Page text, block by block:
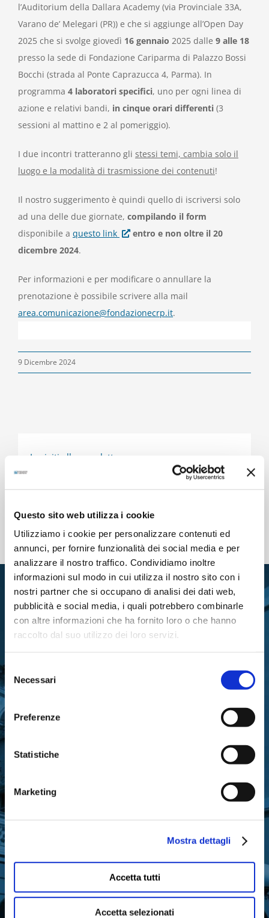
Questo sito web utilizza i cookie
Utilizziamo i cookie per personalizzare contenuti ed
annunci, per fornire funzionalità dei social media e per
analizzare il nostro traffico. Condividiamo inoltre
informazioni sul modo in cui utilizza il nostro sito con i
nostri partner che si occupano di analisi dei dati web,
pubblicità e social media, i quali potrebbero combinarle
con altre informazioni che ha fornito loro o che hanno
raccolto dal suo utilizzo dei loro servizi.
Selezione
del
consenso
Necessari
Preferenze
Statistiche
Marketing
Mostra dettagli
Accetta tutti
Accetta selezionati
l’Auditorium della Dallara Academy (via Provinciale 33A,
Varano de’ Melegari (PR)) e che si aggiunge all’Open Day
2025 che si svolge giovedì 16 gennaio 2025 dalle 9 alle 18
presso la sede di Fondazione Cariparma di Palazzo Bossi
Bocchi (strada al Ponte Caprazucca 4, Parma). In
programma 4 laboratori specifici, uno per ogni linea di
azione e relativi bandi, in cinque orari differenti (3
sessioni al mattino e 2 al pomeriggio).
I due incontri tratteranno gli stessi temi, cambia solo il
luogo e la modalità di trasmissione dei contenuti!
Il nostro suggerimento è quindi quello di iscriversi solo
ad una delle due giornate, compilando il form
disponibile a questo link
entro e non oltre il 20
dicembre 2024.
Per informazioni e per modificare o annullare la
prenotazione è possibile scrivere alla mail
area.comunicazione@fondazionecrp.it.
9 Dicembre 2024
Iscriviti alla newsletter
Cancellati dalla newsletter